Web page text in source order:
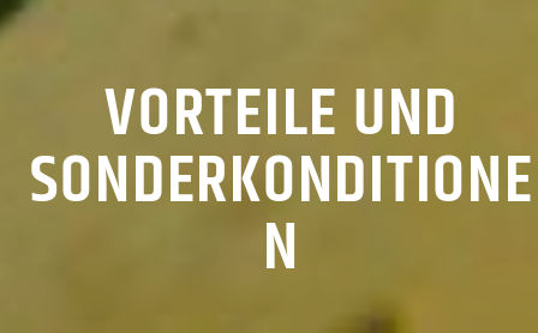
VORTEILE UND
SONDERKONDITIONE
N